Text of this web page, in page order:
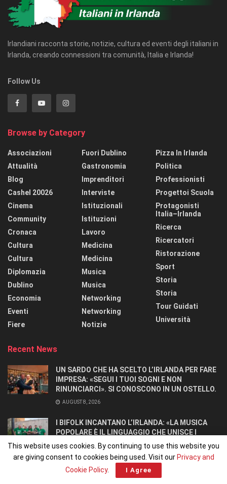
Irlandiani racconta storie, notizie, cultura ed eventi degli italiani in
Irlanda, creando connessioni tra comunità, Italia e Irlanda!
Follow Us
Browse by Category
Associazioni
Attualità
Blog
Cashel 20026
Cinema
Community
Cronaca
Cultura
Cultura
Diplomazia
Dublino
Economia
Eventi
Fiere
Fuori Dublino
Gastronomia
Imprenditori
Interviste
Istituzionali
Istituzioni
Lavoro
Medicina
Medicina
Musica
Musica
Networking
Networking
Notizie
Pizza In Irlanda
Politica
Professionisti
Progettoi Scuola
Protagonisti
Italia–Irlanda
Ricerca
Ricercatori
Ristorazione
Sport
Storia
Storia
Tour Guidati
Università
Recent News
UN SARDO CHE HA SCELTO L’IRLANDA PER FARE
IMPRESA: «SEGUI I TUOI SOGNI E NON
RINUNCIARCI». SI CONOSCONO IN UN OSTELLO.
AUGUST 8, 2026
I BIFOLK INCANTANO L’IRLANDA: «LA MUSICA
POPOLARE È IL LINGUAGGIO CHE UNISCE I
POPOLI»
JULY 31, 2026
This website uses cookies. By continuing to use this website you
are giving consent to cookies being used. Visit our Privacy and
Cookie Policy. I Agree